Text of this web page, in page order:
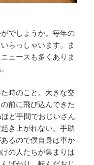
でしょうか。毎年の
らっしゃいます。ま
ュースも多くありま
時のこと。大きな交
前に飛び込んできた
ど手間でおじいさん
き上がれない。手助
るので僕自身は車か
の人たちが集まりは